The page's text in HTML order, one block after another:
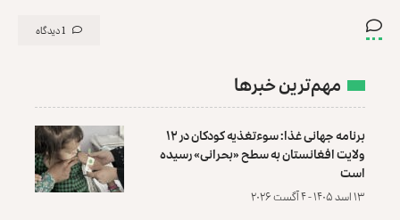
1 دیدگاه
مهم‌ترین خبرها
برنامه جهانی غذا: سوءتغذیه کودکان در ۱۲
ولایت افغانستان به سطح «بحرانی» رسیده
است
۱۳ اسد ۱۴۰۵ - ۴ آگست ۲۰۲۶